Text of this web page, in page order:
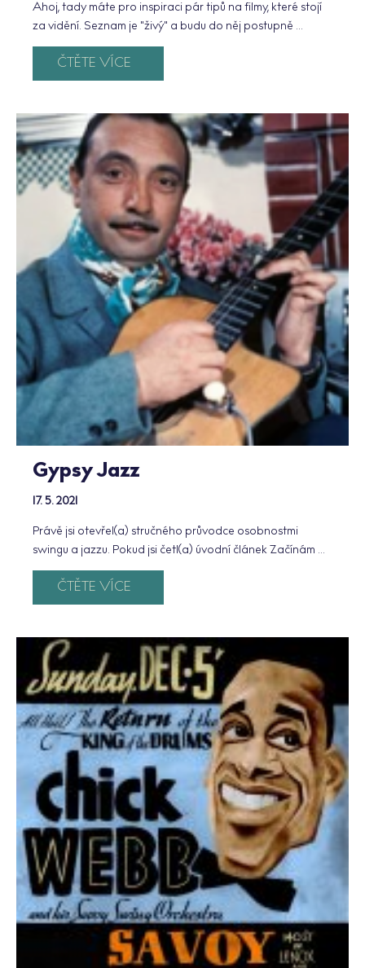
Ahoj, tady máte pro inspiraci pár tipů na filmy, které stojí
za vidění. Seznam je "živý" a budu do něj postupně ...
ČTĚTE VÍCE
Gypsy Jazz
17. 5. 2021
Právě jsi otevřel(a) stručného průvodce osobnostmi
swingu a jazzu. Pokud jsi četl(a) úvodní článek Začínám ...
ČTĚTE VÍCE